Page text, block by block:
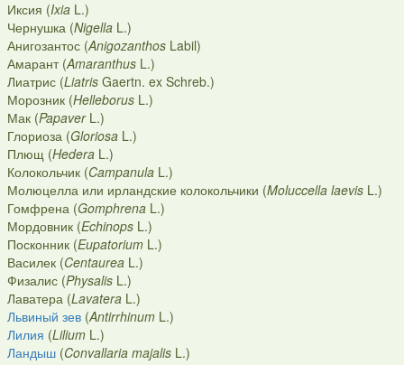
Иксия (IxiaL.)
Чернушка (NigellaL.)
Анигозантос (AnigozanthosLabil)
Амарант (AmaranthusL.)
Лиатрис (LiatrisGaertn. ex Schreb.)
Морозник (HelleborusL.)
Мак (PapaverL.)
Глориоза (GloriosaL.)
Плющ (HederaL.)
Колокольчик (CampanulaL.)
Молюцелла или ирландские колокольчики (Moluccella laevisL.)
Гомфрена (GomphrenaL.)
Мордовник (EchinopsL.)
Посконник (EupatoriumL.)
Василек (CentaureaL.)
Физалис (PhysalisL.)
Лаватера (LavateraL.)
Львиный зев(AntirrhinumL.)
Лилия (LiliumL.)
Ландыш(Convallaria majalisL.)